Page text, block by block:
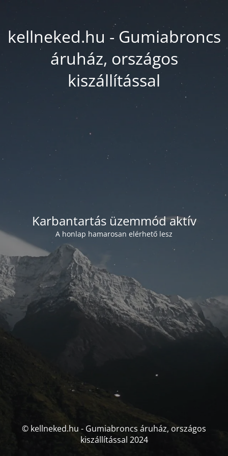
kellneked.hu - Gumiabroncs
áruház, országos
kiszállítással
Karbantartás üzemmód aktív
A honlap hamarosan elérhető lesz
© kellneked.hu - Gumiabroncs áruház, országos
kiszállítással 2024